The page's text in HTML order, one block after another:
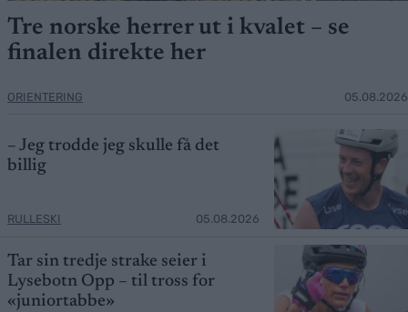
Tre norske herrer ut i kvalet – se
finalen direkte her
ORIENTERING 05.08.2026
– Jeg trodde jeg skulle få det
billig
RULLESKI 05.08.2026
Tar sin tredje strake seier i
Lysebotn Opp – til tross for
«juniortabbe»